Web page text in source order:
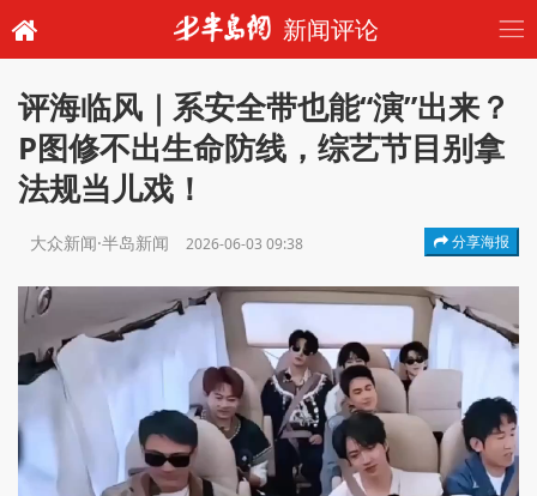
新闻评论
评海临风｜系安全带也能“演”出来？
P图修不出生命防线，综艺节目别拿
法规当儿戏！
大众新闻·半岛新闻 2026-06-03 09:38 分享海报